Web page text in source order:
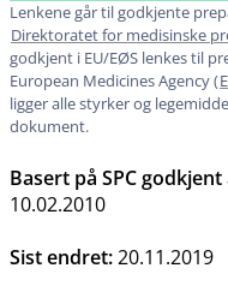
Lenkene går til godkjente
Direktoratet for medisinske
godkjent i EU​/​EØS lenkes til
European Medicines Agency (
ligger alle styrker og
dokument.
Basert på SPC godkjent
10.02.2010
Sist endret:20.11.2019